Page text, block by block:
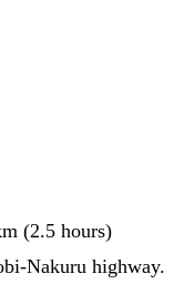
(2.5 hours)
Nakuru highway.